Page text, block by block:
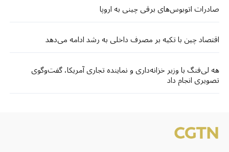
صادرات اتوبوس‌های برقی چینی به اروپا
اقتصاد چین با تکیه بر مصرف داخلی به رشد ادامه می‌دهد
هه لی‌فنگ با وزیر خزانه‌داری و نماینده تجاری آمریکا، گفت‌وگوی
تصویری انجام داد